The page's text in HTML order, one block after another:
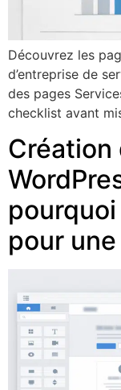
Découvrez les
d’entreprise de
des pages
checklist avant
pour